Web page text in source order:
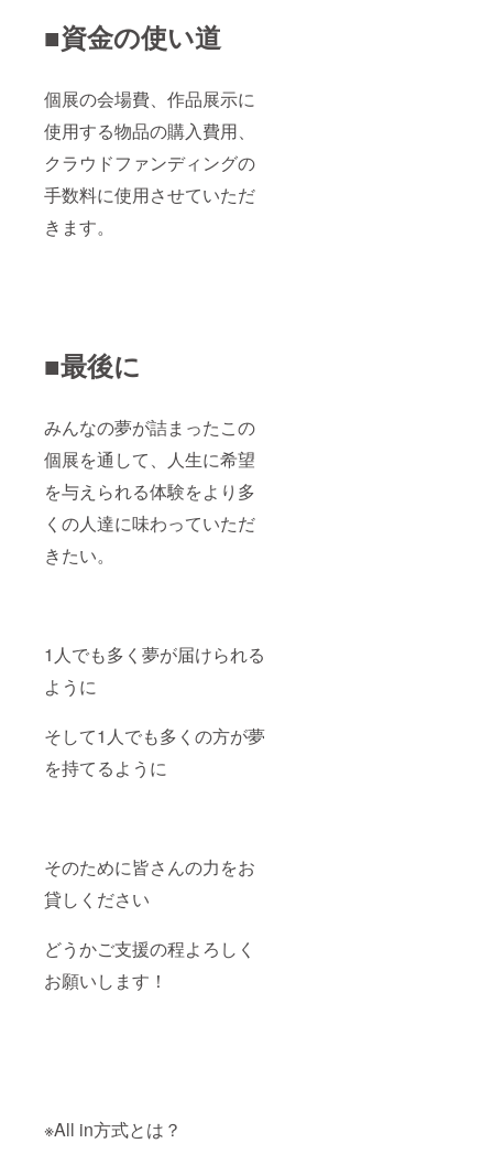
■資金の使い道
個展の会場費、作品展示に
使用する物品の購入費用、
クラウドファンディングの
手数料に使用させていただ
きます。
■最後に
みんなの夢が詰まったこの
個展を通して、人生に希望
を与えられる体験をより多
くの人達に味わっていただ
きたい。
1人でも多く夢が届けられる
ように
そして1人でも多くの方が夢
を持てるように
そのために皆さんの力をお
貸しください
どうかご支援の程よろしく
お願いします！
※All in方式とは？